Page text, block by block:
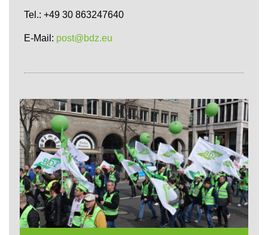
Tel.: +49 30 863247640
E-Mail: post@bdz.eu